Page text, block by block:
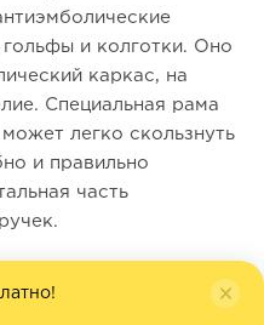
и колготки. Оно
каркас, на
Специальная рама
легко скользнуть
и правильно
часть
не ржавеет, не